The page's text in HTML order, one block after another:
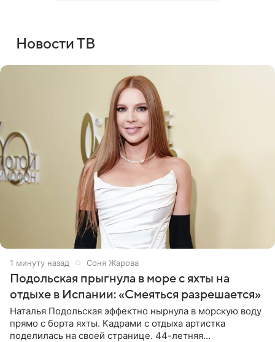
Новости ТВ
2 минуты назад Соня Жарова
Подольская прыгнула в море с яхты на
отдыхе в Испании: «Смеяться разрешается»
Наталья Подольская эффектно нырнула в морскую воду
прямо с борта яхты. Кадрами с отдыха артистка
поделилась на своей странице. 44-летняя